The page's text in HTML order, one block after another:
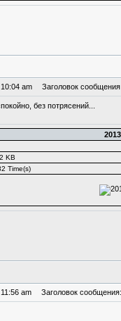
am Заголовок
без потрясений...
KB
Time(s)
am Заголовок сообщения: